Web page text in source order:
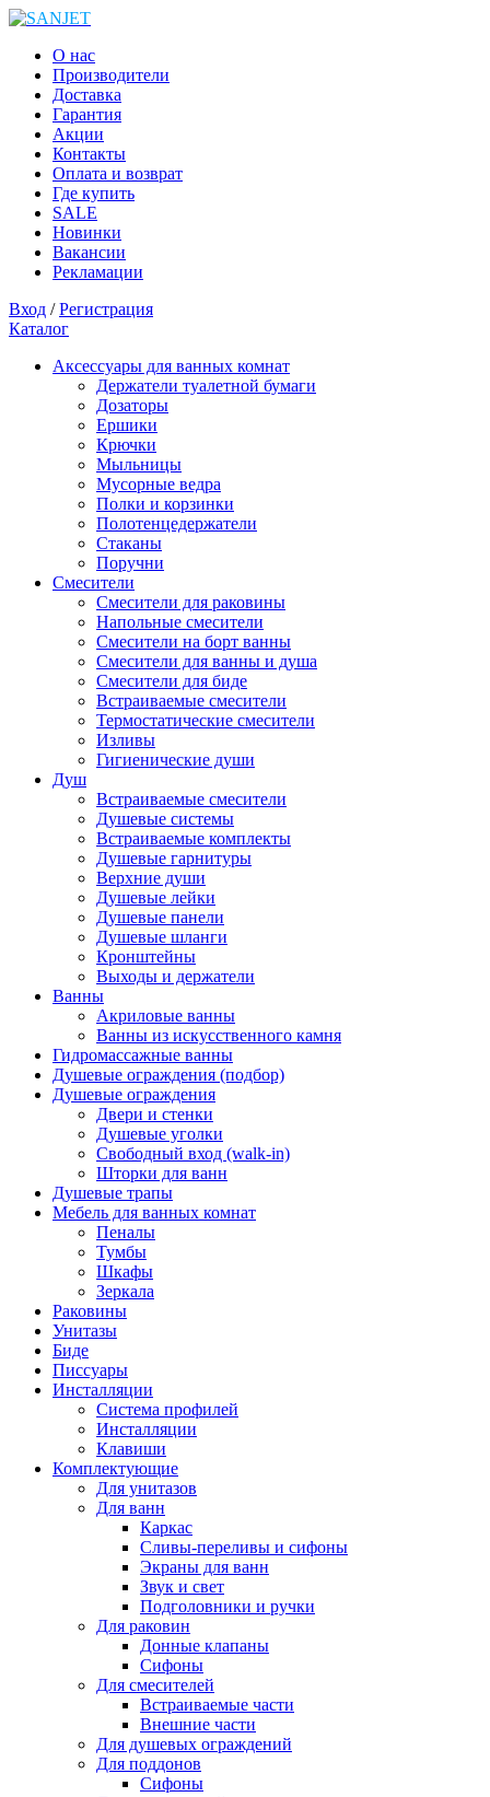
О нас
Производители
Доставка
Гарантия
Акции
Контакты
Оплата и возврат
Где купить
SALE
Новинки
Вакансии
Рекламации
Вход /Регистрация
Каталог
Аксессуары для ванных комнат
Держатели туалетной бумаги
Дозаторы
Ершики
Крючки
Мыльницы
Мусорные ведра
Полки и корзинки
Полотенцедержатели
Стаканы
Поручни
Смесители
Смесители для раковины
Напольные смесители
Смесители на борт ванны
Смесители для ванны и душа
Смесители для биде
Встраиваемые смесители
Термостатические смесители
Изливы
Гигиенические души
Душ
Встраиваемые смесители
Душевые системы
Встраиваемые комплекты
Душевые гарнитуры
Верхние души
Душевые лейки
Душевые панели
Душевые шланги
Кронштейны
Выходы и держатели
Ванны
Акриловые ванны
Ванны из искусственного камня
Гидромассажные ванны
Душевые ограждения (подбор)
Душевые ограждения
Двери и стенки
Душевые уголки
Свободный вход (walk-in)
Шторки для ванн
Душевые трапы
Мебель для ванных комнат
Пеналы
Тумбы
Шкафы
Зеркала
Раковины
Унитазы
Биде
Писсуары
Инсталляции
Система профилей
Инсталляции
Клавиши
Комплектующие
Для унитазов
Для ванн
Каркас
Сливы-переливы и сифоны
Экраны для ванн
Звук и свет
Подголовники и ручки
Для раковин
Донные клапаны
Сифоны
Для смесителей
Встраиваемые части
Внешние части
Для душевых ограждений
Для поддонов
Сифоны